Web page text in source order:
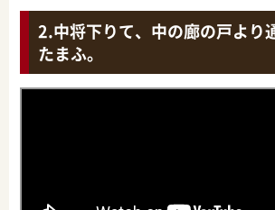
中将下りて、中の廊の戸より
たまふ。